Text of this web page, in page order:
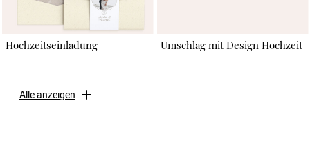
Hochzeitseinladung Umschlag mit Design Hochzeit
Alle anzeigen